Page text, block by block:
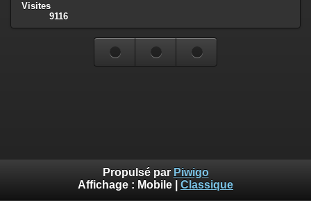
Visites
9116
Propulsé par Piwigo
Affichage : Mobile Classique